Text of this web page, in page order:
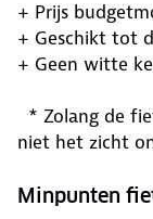
+ Prijs
+ Geschikt tot
+ Geen witte
* Zolang de
niet het zicht
Minpunten